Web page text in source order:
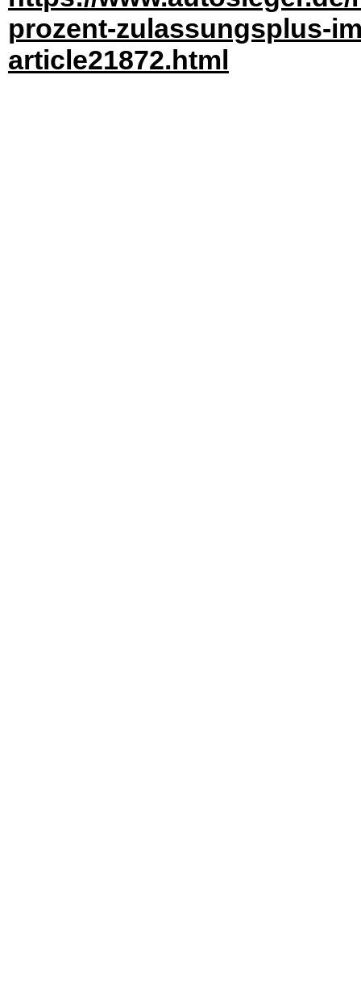
prozent-zulassungsplus-
article21872.html